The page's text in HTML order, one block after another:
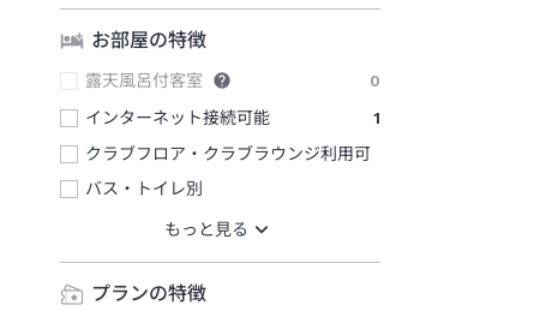
お部屋の特徴
露天風呂付客室
0
インターネット接続可能
1
クラブフロア・クラブラウンジ利用可
バス・トイレ別
プランの特徴